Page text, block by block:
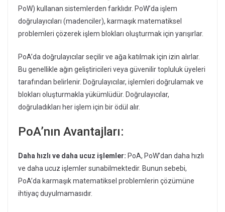
PoW) kullanan sistemlerden farklıdır. PoW’da işlem
doğrulayıcıları (madenciler), karmaşık matematiksel
problemleri çözerek işlem blokları oluşturmak için yarışırlar.
PoA’da doğrulayıcılar seçilir ve ağa katılmak için izin alırlar.
Bu genellikle ağın geliştiricileri veya güvenilir topluluk üyeleri
tarafından belirlenir. Doğrulayıcılar, işlemleri doğrulamak ve
blokları oluşturmakla yükümlüdür. Doğrulayıcılar,
doğruladıkları her işlem için bir ödül alır.
PoA’nın Avantajları:
Daha hızlı ve daha ucuz işlemler: PoA, PoW’dan daha hızlı
ve daha ucuz işlemler sunabilmektedir. Bunun sebebi,
PoA’da karmaşık matematiksel problemlerin çözümüne
ihtiyaç duyulmamasıdır.